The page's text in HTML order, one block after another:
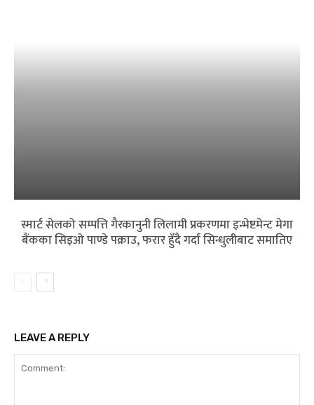
स्मार्ट सेलको सम्पत्ति गैरकानुनी लिलामी प्रकरणमा इन्भेष्टमेन्ट मेगा
बैंकका सिइओ पाण्डे पक्राउ, फरार हुँदै गर्दा सिन्धुलीबाट समातिए
LEAVE A REPLY